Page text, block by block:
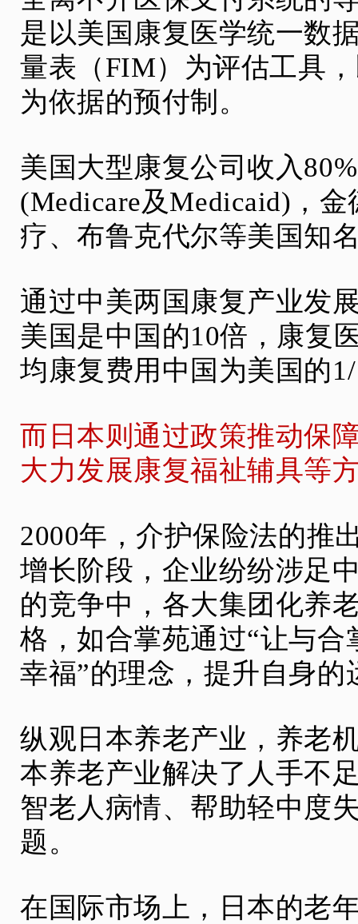
是以美国康复医学统一数
量表（FIM）为评估工具
为依据的预付制。
美国大型康复公司收入
(Medicare及Medicaid)，
疗、布鲁克代尔等美国知
通过中美两国康复产业发
美国是中国的10倍，康复
均康复费用中国为美国的
而日本则通过政策推动保
大力发展康复福祉辅具等
2000年，介护保险法的推
增长阶段，企业纷纷涉足
的竞争中，各大集团化养
格，如合掌苑通过“让与
幸福”的理念，提升自身的
纵观日本养老产业，养老
本养老产业解决了人手不
智老人病情、帮助轻中度
题。
在国际市场上，日本的老